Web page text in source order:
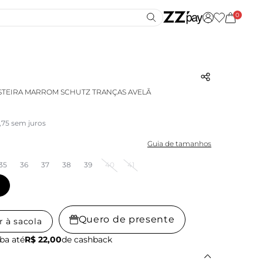
0
MARROM SCHUTZ TRANÇAS AVELÃ
sem juros
Guia de tamanhos
36 37 38 39 40 41
à sacola Quero de presente
atéR$ 22,00de cashback